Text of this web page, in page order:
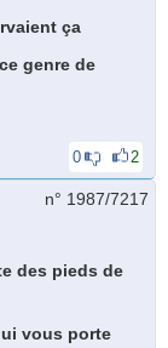
ça
genre de
0 2
n° 1987/7217
des pieds de
vous porte